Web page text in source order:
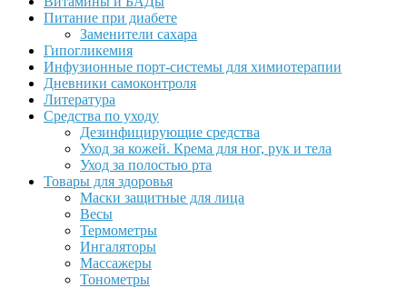
Питание при диабете
Заменители сахара
Гипогликемия
Инфузионные порт-системы для химиотерапии
Дневники самоконтроля
Литература
Средства по уходу
Дезинфицирующие средства
Уход за кожей. Крема для ног, рук и тела
Уход за полостью рта
Товары для здоровья
Маски защитные для лица
Весы
Термометры
Ингаляторы
Массажеры
Тонометры